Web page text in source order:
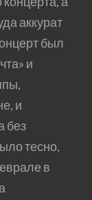
аккурат
был
и
и
без
тесно,
в